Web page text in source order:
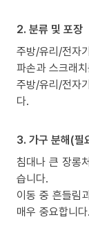
2. 분류 및 포장
주방/유리/전자
파손과 스크래
주방/유리/전자
다.
3. 가구 분해(필
침대나 큰 장롱
습니다.
이동 중 흔들림
매우 중요합니다.